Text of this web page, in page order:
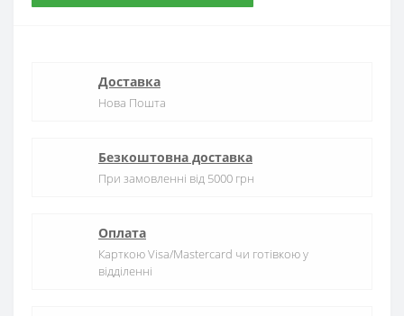
Доставка
Нова Пошта
Безкоштовна доставка
При замовленні від 5000 грн
Оплата
Карткою Visa/Mastercard чи готівкою у
відділенні